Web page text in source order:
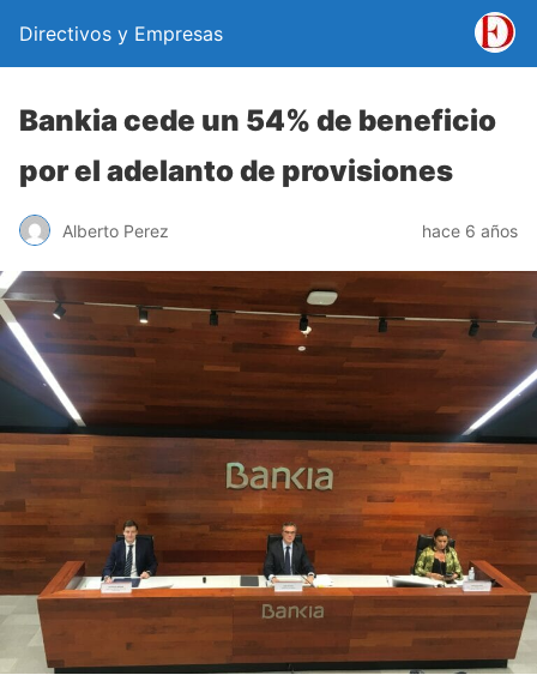
Directivos y Empresas
Bankia cede un 54% de beneficio
por el adelanto de provisiones
Alberto Perez hace 6 años